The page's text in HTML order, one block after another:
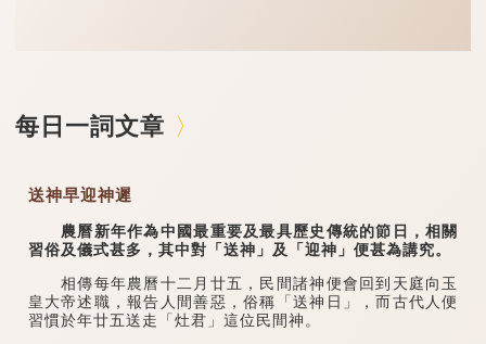
每日一詞文章
送神早迎神遲
農曆新年作為中國最重要及最具歷史傳統的節日，相關
習俗及儀式甚多，其中對「送神」及「迎神」便甚為講究。
相傳每年農曆十二月廿五，民間諸神便會回到天庭向玉
皇大帝述職，報告人間善惡，俗稱「送神日」，而古代人便
習慣於年廿五送走「灶君」這位民間神。